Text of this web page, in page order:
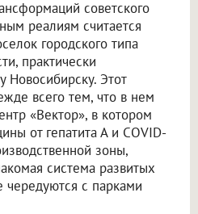
советского
реалиям считается
городского типа
практически
Этот
всего тем, что в нем
«Вектор», в котором
от гепатита А и COVID-
зоны,
система развитых
чередуются с парками